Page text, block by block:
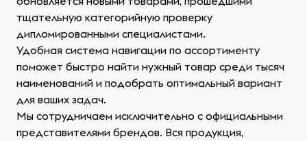
тщательную категорийную проверку
дипломированными специалистами.
Удобная система навигации по ассортименту
поможет быстро найти нужный товар среди тысяч
наименований и подобрать оптимальный вариант
для ваших задач.
Мы сотрудничаем исключительно с официальными
представителями брендов. Вся продукция,